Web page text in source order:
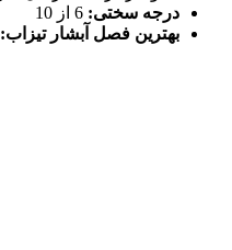
درجه سختی:
بهترین فصل آبشار تیزاب: